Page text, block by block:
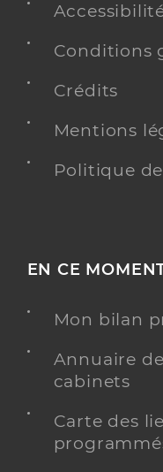
Conditions
Crédits
Mentions
Politique
EN CE
Mon bilan
Annuaire
cabinets
Carte des